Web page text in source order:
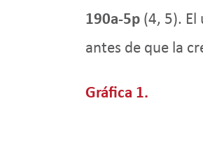
190a-5p (4, 5). El
antes de que la
Gráfica 1.